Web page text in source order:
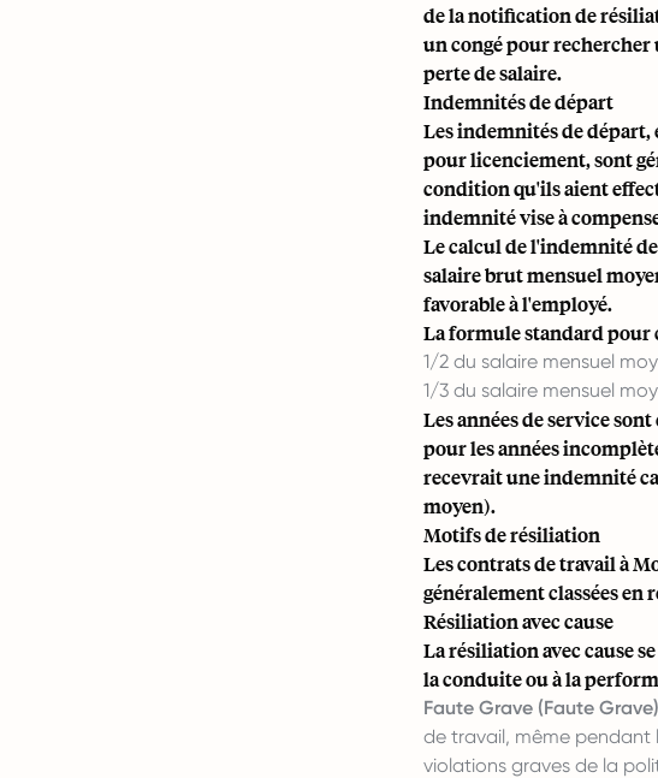
de la notification de
un congé pour rechercher
perte de salaire.
Indemnités de départ
Les indemnités de
pour licenciement, sont
condition qu'ils aient
indemnité vise à
Le calcul de l'indemnité
salaire brut mensuel
favorable à l'employé.
La formule standard pour
1/2 du salaire mensuel
1/3 du salaire mensuel
Les années de service
pour les années
recevrait une indemnité
moyen).
Motifs de résiliation
Les contrats de travail à
généralement classées en
Résiliation avec cause
La résiliation avec cause
la conduite ou à la
Faute Grave (Faute
de travail, même pendant
violations graves de la